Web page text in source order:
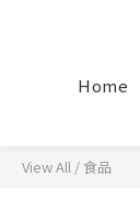
Home
View All / 食品